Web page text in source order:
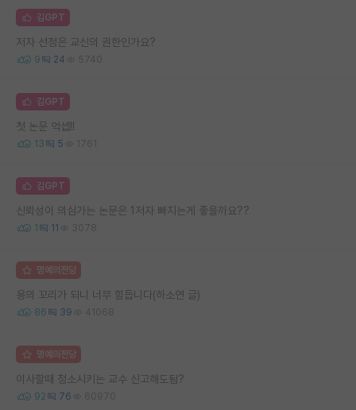
김GPT
저자 선정은 교신의 권한인가요?
9 24 5740
김GPT
첫 논문 억셉!!
13 5 1761
김GPT
신뢰성이 의심가는 논문은 1저자 빠지는게 좋을까요??
1 11 3078
명예의전당
용의 꼬리가 되니 너무 힘듭니다(하소연 글)
86 39 41068
명예의전당
이사할때 청소시키는 교수 신고해도됨?
92 76 60970